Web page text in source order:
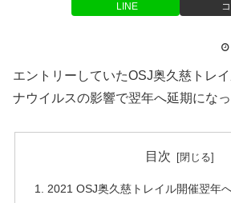
LINE
エントリーしていたOSJ奥久慈トレ
ナウイルスの影響で翌年へ延期になっ
目次
2021 OSJ奥久慈トレイル開催翌年